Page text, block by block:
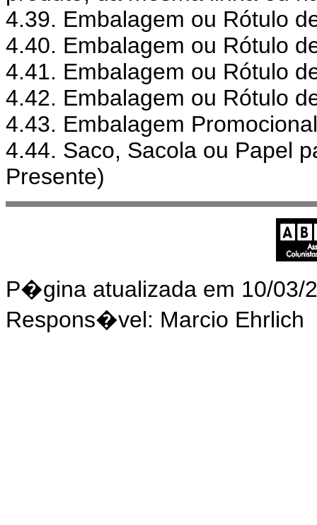
4.39. Embalagem ou Rótulo
4.40. Embalagem ou Rótulo
4.41. Embalagem ou Rótulo
4.42. Embalagem ou Rótulo
4.43. Embalagem Promocional
4.44. Saco, Sacola ou Papel
Presente)
P�gina atualizada em 10/03/
Respons�vel: Marcio Ehrlich